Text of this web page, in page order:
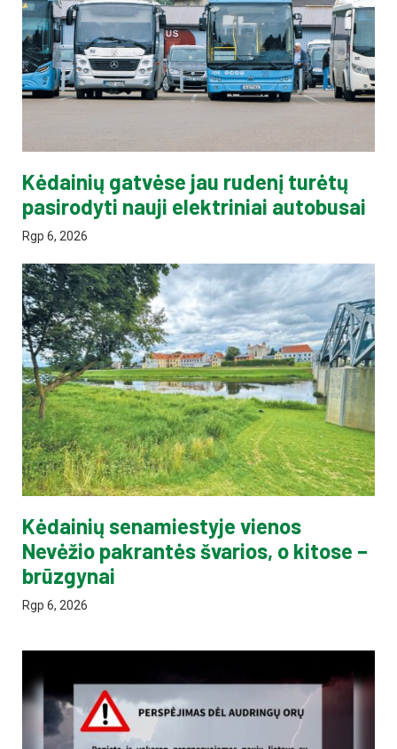
Kėdainių gatvėse jau rudenį turėtų
pasirodyti nauji elektriniai autobusai
Rgp 6, 2026
Kėdainių senamiestyje vienos
Nevėžio pakrantės švarios, o kitose –
brūzgynai
Rgp 6, 2026